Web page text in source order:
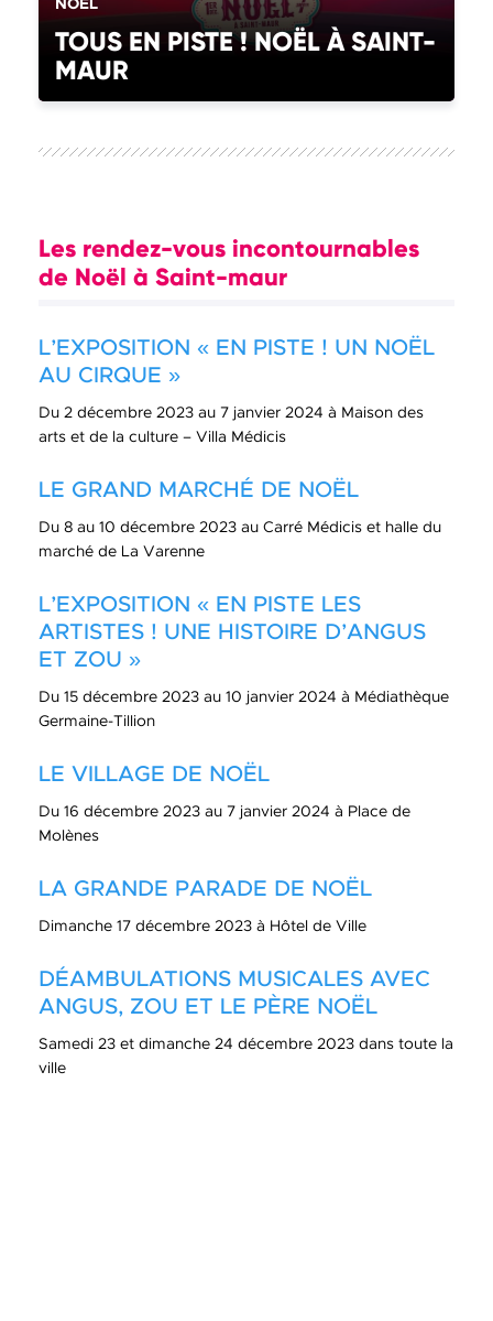
TOUS EN PISTE ! NOËL À SAINT-
MAUR
Les rendez-vous incontournables
de Noël à Saint-maur
L’EXPOSITION « EN PISTE ! UN NOËL
AU CIRQUE »
Du 2 décembre 2023 au 7 janvier 2024 à Maison des
arts et de la culture – Villa Médicis
LE GRAND MARCHÉ DE NOËL
Du 8 au 10 décembre 2023 au Carré Médicis et halle du
marché de La Varenne
L’EXPOSITION « EN PISTE LES
ARTISTES ! UNE HISTOIRE D’ANGUS
ET ZOU »
Du 15 décembre 2023 au 10 janvier 2024 à Médiathèque
Germaine-Tillion
LE VILLAGE DE NOËL
Du 16 décembre 2023 au 7 janvier 2024 à Place de
Molènes
LA GRANDE PARADE DE NOËL
Dimanche 17 décembre 2023 à Hôtel de Ville
DÉAMBULATIONS MUSICALES AVEC
ANGUS, ZOU ET LE PÈRE NOËL
Samedi 23 et dimanche 24 décembre 2023 dans toute la
ville